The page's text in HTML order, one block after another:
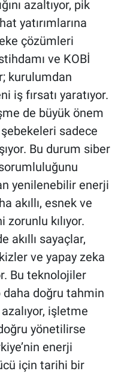
azaltıyor, pik
yatırımlarına
çözümleri
ve KOBİ
kurulumdan
iş fırsatı yaratıyor.
de büyük önem
sadece
Bu durum siber
yenilenebilir enerji
akıllı, esnek ve
zorunlu kılıyor.
akıllı sayaçlar,
ve yapay zeka
Bu teknolojiler
doğru tahmin
işletme
yönetilirse
enerji
için tarihi bir